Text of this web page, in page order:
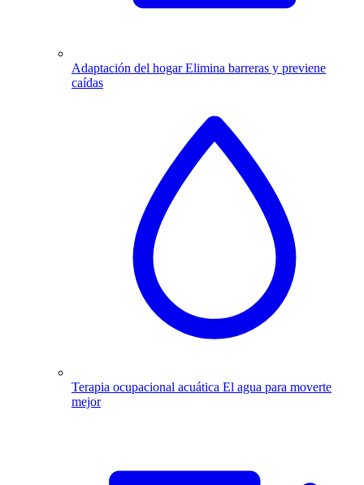
Adaptación del hogar Elimina barreras y previene
caídas
Terapia ocupacional acuática El agua para moverte
mejor